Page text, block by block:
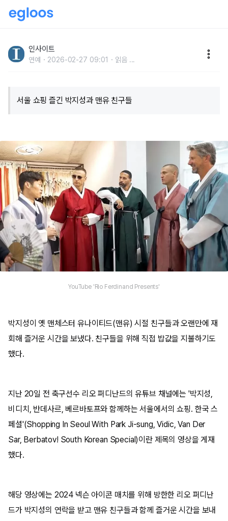
에 이어 밥까지 쐈다 (영상)
인사이트
연예 2026-02-27 09:01 읽음 ...
서울 쇼핑 즐긴 박지성과 맨유 친구들
YouTube 'Rio Ferdinand Presents'
박지성이 옛 맨체스터 유나이티드(맨유) 시절 친구들과 오랜만에 재
회해 즐거운 시간을 보냈다. 친구들을 위해 직접 밥값을 지불하기도
했다.
지난 20일 전 축구선수 리오 퍼디난드의 유튜브 채널에는 '박지성,
비디치, 반데사르, 베르바토프와 함께하는 서울에서의 쇼핑. 한국 스
페셜'(Shopping In Seoul With Park Ji-sung, Vidic, Van Der
Sar, Berbatov! South Korean Special)이란 제목의 영상을 게재
했다.
해당 영상에는 2024 넥슨 아이콘 매치를 위해 방한한 리오 퍼디난
드가 박지성의 연락을 받고 맨유 친구들과 함께 즐거운 시간을 보내